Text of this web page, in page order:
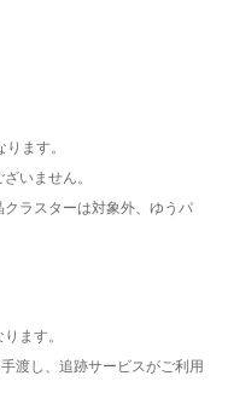
ます。
いません。
ラスターは対象外、ゆうパ
ます。
渡し、追跡サービスがご利用